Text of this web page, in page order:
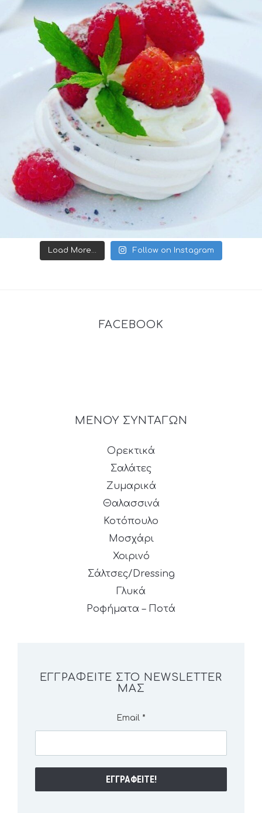
Load More... Follow on Instagram
FACEBOOK
ΜΕΝΟΥ ΣΥΝΤΑΓΩΝ
Ορεκτικά
Σαλάτες
Ζυμαρικά
Θαλασσινά
Κοτόπουλο
Μοσχάρι
Χοιρινό
Σάλτσες/Dressing
Γλυκά
Ροφήματα – Ποτά
ΕΓΓΡΑΦΕΊΤΕ ΣΤΟ NEWSLETTER
ΜΑΣ
Email *